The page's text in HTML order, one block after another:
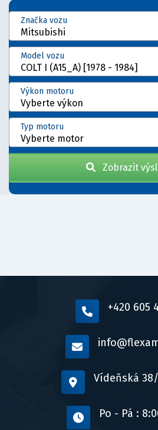
Mitsubishi
Značka vozu
COLT I (A15_A) [1978 - 1984]
Model vozu
Vyberte výkon
Výkon motoru
Vyberte motor
Typ motoru
Zobrazit
+420 605
Vídeňská
Po - Pá :